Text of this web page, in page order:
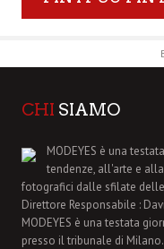
CHI SIAMO
MODEYES è una
tendenze, all'arte e
fotografici dalle sfilate
Direttore Responsabile :
MODEYES è una testata
presso il tribunale di Milano.